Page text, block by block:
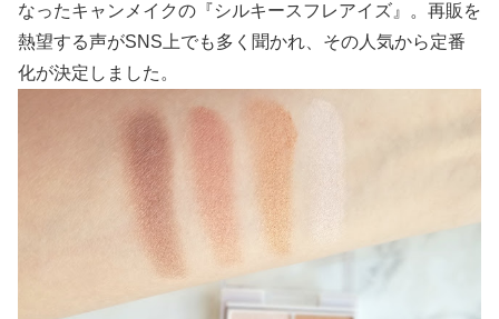
なったキャンメイクの『シルキースフレアイズ』。再販を
熱望する声がSNS上でも多く聞かれ、その人気から定番
化が決定しました。